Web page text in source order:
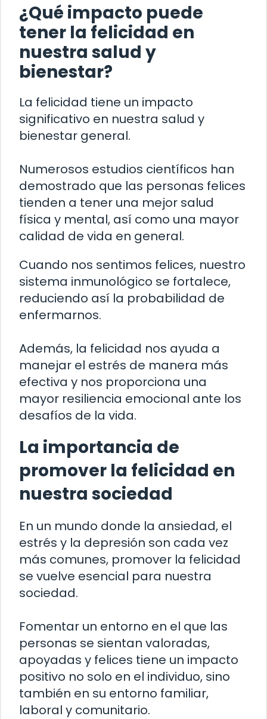
¿Qué impacto puede
tener la felicidad en
nuestra salud y
bienestar?
La felicidad tiene un impacto
significativo en nuestra salud y
bienestar general.
Numerosos estudios científicos han
demostrado que las personas felices
tienden a tener una mejor salud
física y mental, así como una mayor
calidad de vida en general.
Cuando nos sentimos felices, nuestro
sistema inmunológico se fortalece,
reduciendo así la probabilidad de
enfermarnos.
Además, la felicidad nos ayuda a
manejar el estrés de manera más
efectiva y nos proporciona una
mayor resiliencia emocional ante los
desafíos de la vida.
La importancia de
promover la felicidad en
nuestra sociedad
En un mundo donde la ansiedad, el
estrés y la depresión son cada vez
más comunes, promover la felicidad
se vuelve esencial para nuestra
sociedad.
Fomentar un entorno en el que las
personas se sientan valoradas,
apoyadas y felices tiene un impacto
positivo no solo en el individuo, sino
también en su entorno familiar,
laboral y comunitario.